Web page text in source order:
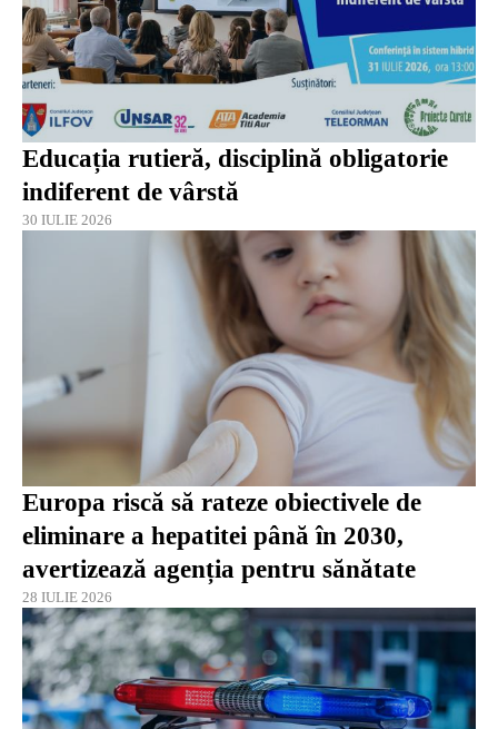
Educația rutieră, disciplină obligatorie
indiferent de vârstă
30 IULIE 2026
Europa riscă să rateze obiectivele de
eliminare a hepatitei până în 2030,
avertizează agenția pentru sănătate
28 IULIE 2026